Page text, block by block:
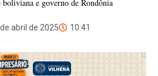
boliviana e governo de Rondônia
abril de 2025 10:41